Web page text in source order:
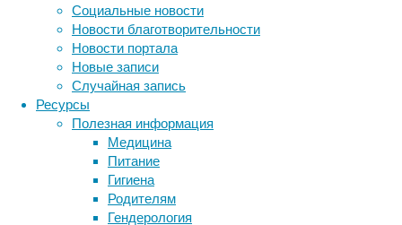
Социальные новости
Новости благотворительности
Новости портала
Новые записи
Случайная запись
Ресурсы
Полезная информация
Медицина
Питание
Гигиена
Родителям
Гендерология
давлением
или
высоким
напряжением,
несет
в
себе
скрытые
риски
время